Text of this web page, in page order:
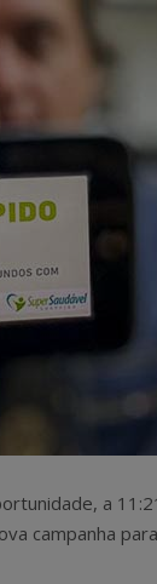
a
campanha